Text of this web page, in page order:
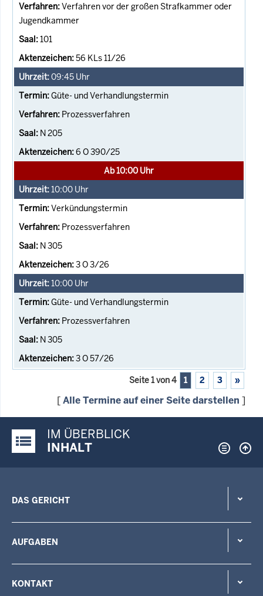
Verfahren vor der großen Strafkammer oder
Jugendkammer
101
56 KLs 11/26
09:45 Uhr
Güte- und Verhandlungstermin
Prozessverfahren
N 205
6 O 390/25
Ab 10:00 Uhr
10:00 Uhr
Verkündungstermin
Prozessverfahren
N 305
3 O 3/26
10:00 Uhr
Güte- und Verhandlungstermin
Prozessverfahren
N 305
3 O 57/26
Seite 1 von 4 1 2 3 »
[Alle Termine auf einer Seite darstellen ]
Justiz-Portal im Überblick:
IM ÜBERBLICK
INHALT
DAS GERICHT
AUFGABEN
KONTAKT